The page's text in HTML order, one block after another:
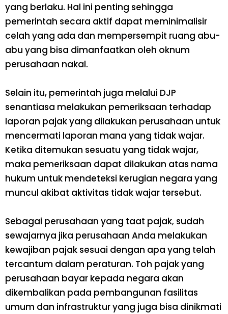
yang berlaku. Hal ini penting sehingga
pemerintah secara aktif dapat meminimalisir
celah yang ada dan mempersempit ruang abu-
abu yang bisa dimanfaatkan oleh oknum
perusahaan nakal.
Selain itu, pemerintah juga melalui DJP
senantiasa melakukan pemeriksaan terhadap
laporan pajak yang dilakukan perusahaan untuk
mencermati laporan mana yang tidak wajar.
Ketika ditemukan sesuatu yang tidak wajar,
maka pemeriksaan dapat dilakukan atas nama
hukum untuk mendeteksi kerugian negara yang
muncul akibat aktivitas tidak wajar tersebut.
Sebagai perusahaan yang taat pajak, sudah
sewajarnya jika perusahaan Anda melakukan
kewajiban pajak sesuai dengan apa yang telah
tercantum dalam peraturan. Toh pajak yang
perusahaan bayar kepada negara akan
dikembalikan pada pembangunan fasilitas
umum dan infrastruktur yang juga bisa dinikmati